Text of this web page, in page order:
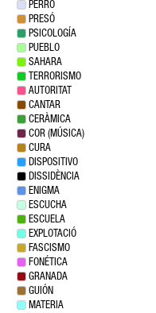
PERRO
PRESÓ
PSICOLOGÍA
PUEBLO
SAHARA
TERRORISMO
AUTORITAT
CANTAR
CERÀMICA
COR (MÚSICA)
CURA
DISPOSITIVO
DISSIDÈNCIA
ENIGMA
ESCUCHA
ESCUELA
EXPLOTACIÓ
FASCISMO
FONÉTICA
GRANADA
GUIÓN
MATERIA